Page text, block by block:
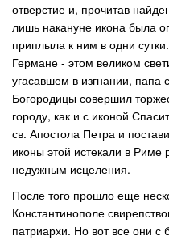
отверстие и, прочитав
лишь накануне икона была
приплыла к ним в одни
Германе - этом великом
угасавшем в изгнании, папа
Богородицы совершил
городу, как и с иконой
св. Апостола Петра и
иконы этой истекали в Риме
недужным исцеления.
После того прошло еще
Константинополе
патриархи. Но вот все они с